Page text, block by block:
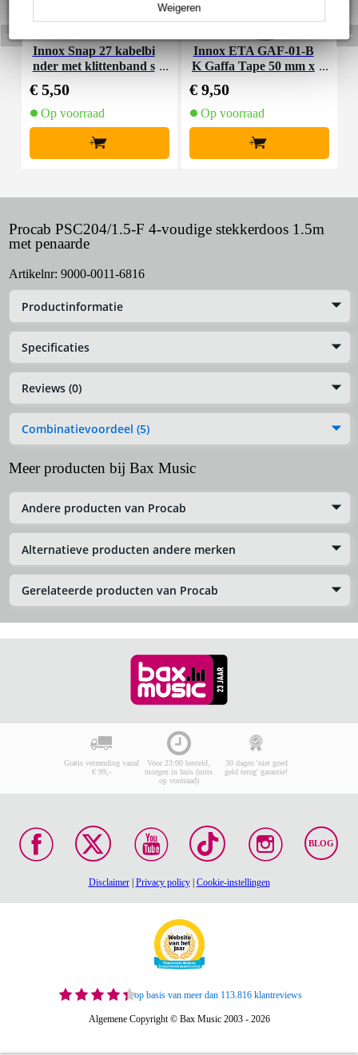
Weigeren
Innox Snap 27 kabelbi
nder met klittenband s
€ 5,50
Op voorraad
+
Innox ETA GAF-01-B
K Gaffa Tape 50 mm x
€ 9,50
Op voorraad
+
Procab PSC204/1.5-F 4-voudige stekkerdoos 1.5m
met penaarde
Artikelnr: 9000-0011-6816
Productinformatie
Specificaties
Reviews (0)
Combinatievoordeel (5)
Meer producten bij Bax Music
Andere producten van Procab
Alternatieve producten andere merken
Gerelateerde producten van Procab
Gratis verzending vanaf
€ 99,-
Voor 23:00 besteld,
morgen in huis (mits
op voorraad)
30 dagen 'niet goed
geld terug' garantie!
BLOG
Disclaimer| Privacy policy| Cookie-instellingen
op basis van meer dan 113.816 klantreviews
Algemene Copyright © Bax Music 2003 - 2026